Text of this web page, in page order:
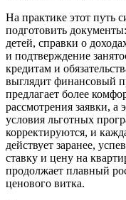
На практике этот путь
подготовить
детей, справки о
и подтверждение
кредитам и
выглядит финансовый
предлагает более
рассмотрения заявки, а
условия льготных
корректируются, и
действует заранее,
ставку и цену на
продолжает плавный
ценового витка.